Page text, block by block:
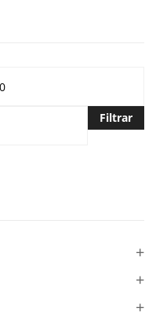
Filtrar